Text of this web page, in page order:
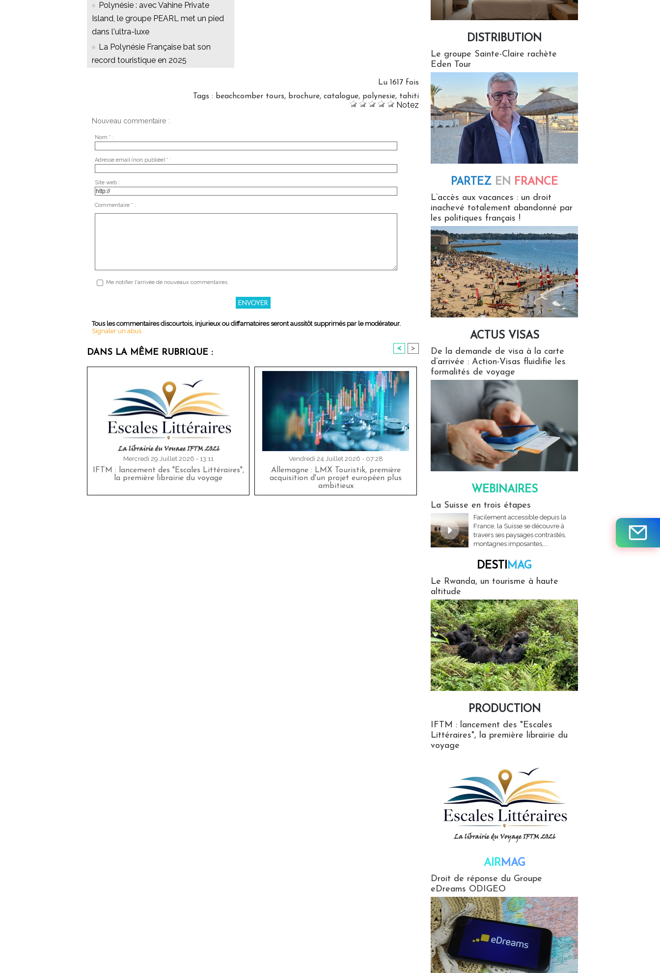
Polynésie : avec Vahine Private
Island, le groupe PEARL met un pied
dans l'ultra-luxe
La Polynésie Française bat son
record touristique en 2025
Lu 1617 fois
Tags : beachcomber tours, brochure, catalogue, polynesie, tahiti
Notez
Nouveau commentaire :
Nom * :
Adresse email (non publiée) * :
Site web :
Commentaire * :
Me notifier l'arrivée de nouveaux commentaires
Tous les commentaires discourtois, injurieux ou diffamatoires seront aussitôt supprimés par le modérateur.
Signaler un abus
DANS LA MÊME RUBRIQUE : < >
Mercredi 29 Juillet 2026 - 13:11
IFTM : lancement des "Escales Littéraires",
la première librairie du voyage
Vendredi 24 Juillet 2026 - 07:28
Allemagne : LMX Touristik, première
acquisition d'un projet européen plus
ambitieux
DISTRIBUTION
Le groupe Sainte-Claire rachète
Eden Tour
PARTEZ EN FRANCE
L’accès aux vacances : un droit
inachevé totalement abandonné par
les politiques français !
ACTUS VISAS
De la demande de visa à la carte
d’arrivée : Action-Visas fluidifie les
formalités de voyage
WEBINAIRES
La Suisse en trois étapes
Facilement accessible depuis la
France, la Suisse se découvre à
travers ses paysages contrastés,
montagnes imposantes,...
DESTIMAG
Le Rwanda, un tourisme à haute
altitude
PRODUCTION
IFTM : lancement des "Escales
Littéraires", la première librairie du
voyage
AIRMAG
Droit de réponse du Groupe
eDreams ODIGEO